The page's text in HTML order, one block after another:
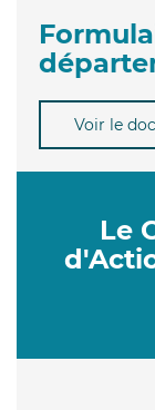
Voir le
Le